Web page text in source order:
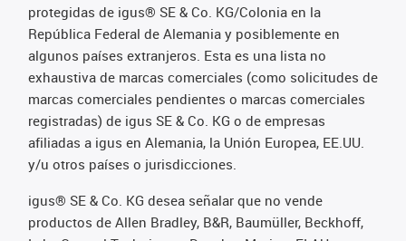
protegidas de igus® SE & Co. KG/Colonia en la
República Federal de Alemania y posiblemente en
algunos países extranjeros. Esta es una lista no
exhaustiva de marcas comerciales (como solicitudes de
marcas comerciales pendientes o marcas comerciales
registradas) de igus SE & Co. KG o de empresas
afiliadas a igus en Alemania, la Unión Europea, EE.UU.
y/u otros países o jurisdicciones.
igus® SE & Co. KG desea señalar que no vende
productos de Allen Bradley, B&R, Baumüller, Beckhoff,